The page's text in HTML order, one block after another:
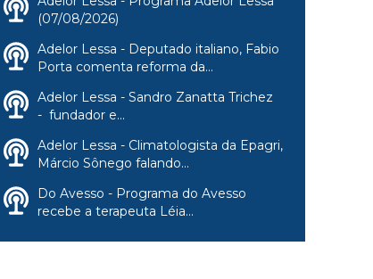
(07/08/2026)
Adelor Lessa - Deputado italiano, Fabio
Porta comenta reforma da...
Adelor Lessa - Sandro Zanatta Trichez
- fundador e...
Adelor Lessa - Climatologista da Epagri,
Márcio Sônego falando...
Do Avesso - Programa do Avesso
recebe a terapeuta Léia...